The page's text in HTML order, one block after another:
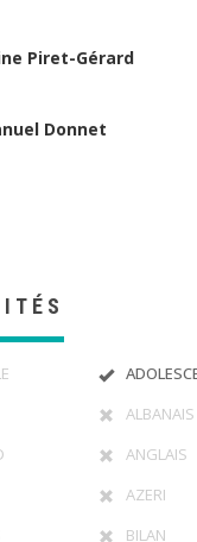
Piret-Gérard
Donnet
ALBANAIS
ANGLAIS
AZERI
BILAN